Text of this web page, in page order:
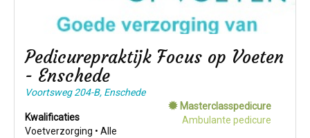
Pedicurepraktijk Focus op Voeten
- Enschede
Masterclasspedicure
Ambulante pedicure
Voortsweg 204-B, Enschede
Kwalificaties
Voetverzorging • Alle